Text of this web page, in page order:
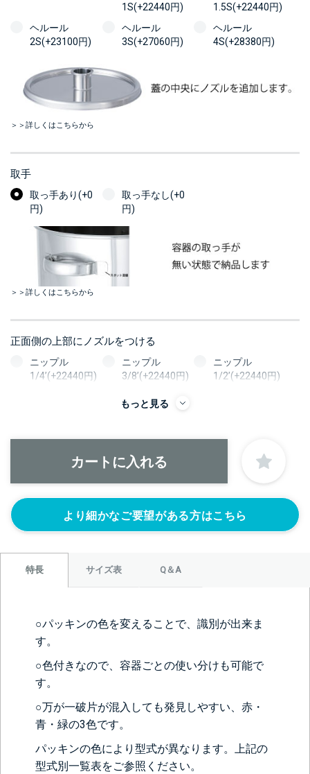
1S(+22440円)
1.5S(+22440円)
ヘルール
2S(+23100円)
ヘルール
3S(+27060円)
ヘルール
4S(+28380円)
＞＞詳しくはこちらから
取手
取っ手あり(+0
円)
取っ手なし(+0
円)
＞＞詳しくはこちらから
正面側の上部にノズルをつける
ニップル
1/4’(+22440円)
ニップル
3/8’(+22440円)
ニップル
1/2’(+22440円)
ソケット
3/8’(+22440円)
＞＞詳しくはこちらから
正面側の下部にノズルをつける
ニップル
1/4’(+22440円)
3/8’(+22440円)
1/2’(+22440円)
ソケット
ヘルール
1S’(+22440円)
ヘルール
1.5S’(+22440円)
なし
もっと見る
より細かなご要望がある方はこちら
特長 サイズ表 Q＆A
○パッキンの色を変えることで、識別が出来ま
す。
○色付きなので、容器ごとの使い分けも可能で
す。
○万が一破片が混入しても発見しやすい、赤・
青・緑の3色です。
パッキンの色により型式が異なります。上記の
型式別一覧表をご参照ください。